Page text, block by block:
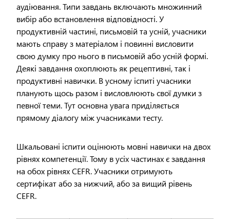
аудіювання. Типи завдань включають множинний
вибір або встановлення відповідності. У
продуктивній частині, письмовій та усній, учасники
мають справу з матеріалом і повинні висловити
свою думку про нього в письмовій або усній формі.
Деякі завдання охоплюють як рецептивні, так і
продуктивні навички. В усному іспиті учасники
планують щось разом і висловлюють свої думки з
певної теми. Тут основна увага приділяється
прямому діалогу між учасниками тесту.
Шкальовані іспити оцінюють мовні навички на двох
рівнях компетенції. Тому в усіх частинах є завдання
на обох рівнях CEFR. Учасники отримують
сертифікат або за нижчий, або за вищий рівень
CEFR.